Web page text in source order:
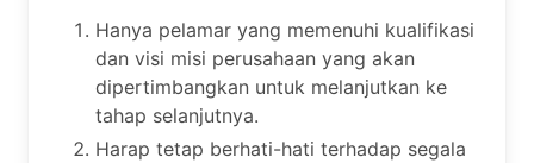
Hanya pelamar yang memenuhi kualifikasi
dan visi misi perusahaan yang akan
dipertimbangkan untuk melanjutkan ke
tahap selanjutnya.
Harap tetap berhati-hati terhadap segala